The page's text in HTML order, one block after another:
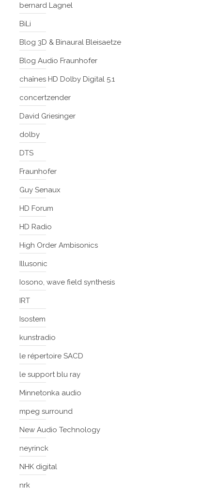
bernard Lagnel
BiLi
Blog 3D & Binaural Bleisaetze
Blog Audio Fraunhofer
chaînes HD Dolby Digital 5.1
concertzender
David Griesinger
dolby
DTS
Fraunhofer
Guy Senaux
HD Forum
HD Radio
High Order Ambisonics
Illusonic
Iosono, wave field synthesis
IRT
Isostem
kunstradio
le répertoire SACD
le support blu ray
Minnetonka audio
mpeg surround
New Audio Technology
neyrinck
NHK digital
nrk